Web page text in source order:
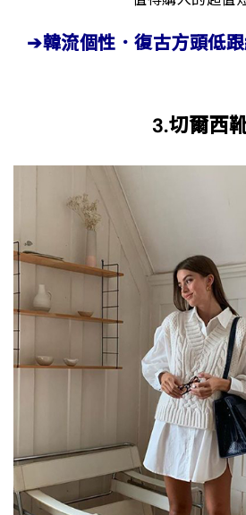
➔韓流個性．復古方頭低
3.切爾西